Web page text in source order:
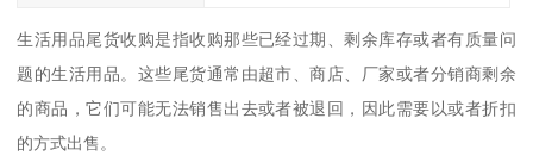
生活用品尾货收购是指收购那些已经过期、剩余库存或者有质量问
题的生活用品。这些尾货通常由超市、商店、厂家或者分销商剩余
的商品，它们可能无法销售出去或者被退回，因此需要以或者折扣
的方式出售。